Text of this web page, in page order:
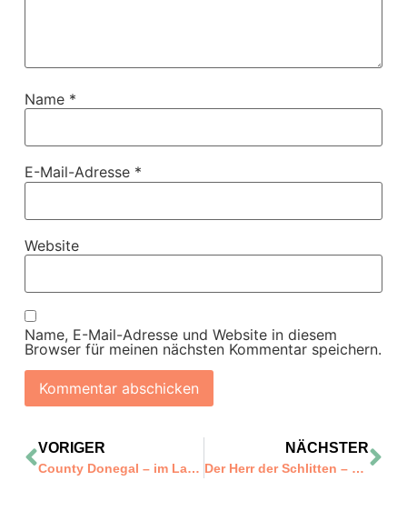
Name *
E-Mail-Adresse *
Website
Name, E-Mail-Adresse und Website in diesem
Browser für meinen nächsten Kommentar speichern.
VORIGER
County Donegal – im Land der Feen und Fiedeln
NÄCHSTER
Der Herr der Schlitten – ein Besuch beim Schlittenbauer Egli in Conters